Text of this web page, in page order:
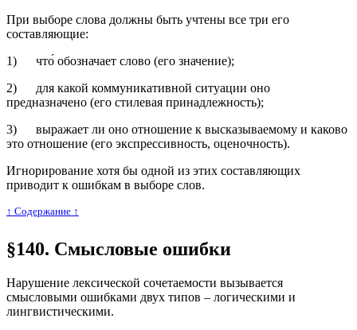
При выборе слова должны быть учтены все три его
составляющие:
1) что́ обозначает слово (его значение);
2) для какой коммуникативной ситуации оно
предназначено (его стилевая принадлежность);
3) выражает ли оно отношение к высказываемому и каково
это отношение (его экспрессивность, оценочность).
Игнорирование хотя бы одной из этих составляющих
приводит к ошибкам в выборе слов.
↑ Cодержание ↑
§140. Смысловые ошибки
Нарушение лексической сочетаемости вызывается
смысловыми ошибками двух типов – логическими и
лингвистическими.